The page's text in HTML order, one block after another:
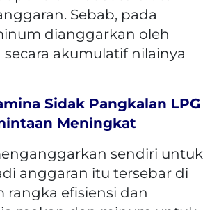
Sebab, pada
dianggarkan oleh
akumulatif nilainya
Sidak Pangkalan LPG
Meningkat
sendiri untuk
anggaran itu tersebar di
rangka efisiensi dan